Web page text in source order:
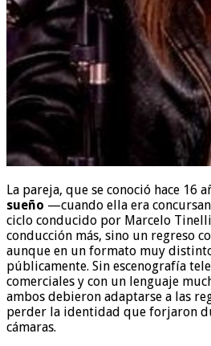
La pareja, que se conoció hace 16
sueño —cuando ella era
ciclo conducido por Marcelo
conducción más, sino un regreso
aunque en un formato muy
públicamente. Sin escenografía
comerciales y con un lenguaje
ambos debieron adaptarse a las
perder la identidad que forjaron
cámaras.